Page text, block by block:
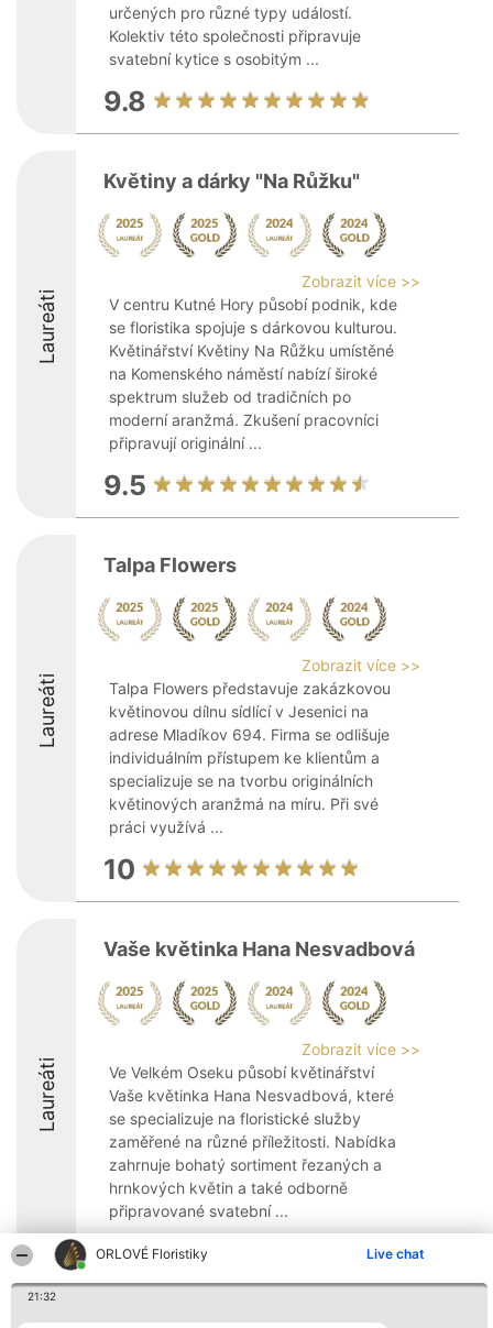
ORLOVÉ Floristiky Live chat
21:32
určených pro různé typy událostí.
Kolektiv této společnosti připravuje
svatební kytice s osobitým ...
9.8
Laureáti
Květiny a dárky "Na Růžku"
Zobrazit více >>
V centru Kutné Hory působí podnik, kde
se floristika spojuje s dárkovou kulturou.
Květinářství Květiny Na Růžku umístěné
na Komenského náměstí nabízí široké
spektrum služeb od tradičních po
moderní aranžmá. Zkušení pracovníci
připravují originální ...
9.5
Laureáti
Talpa Flowers
Zobrazit více >>
Talpa Flowers představuje zakázkovou
květinovou dílnu sídlící v Jesenici na
adrese Mladíkov 694. Firma se odlišuje
individuálním přístupem ke klientům a
specializuje se na tvorbu originálních
květinových aranžmá na míru. Při své
práci využívá ...
10
Laureáti
Vaše květinka Hana Nesvadbová
Zobrazit více >>
Ve Velkém Oseku působí květinářství
Vaše květinka Hana Nesvadbová, které
se specializuje na floristické služby
zaměřené na různé příležitosti. Nabídka
zahrnuje bohatý sortiment řezaných a
hrnkových květin a také odborně
připravované svatební ...
9.8